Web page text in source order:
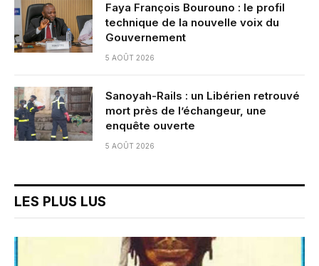
Faya François Bourouno : le profil
technique de la nouvelle voix du
Gouvernement
5 AOÛT 2026
Sanoyah-Rails : un Libérien retrouvé
mort près de l’échangeur, une
enquête ouverte
5 AOÛT 2026
LES PLUS LUS